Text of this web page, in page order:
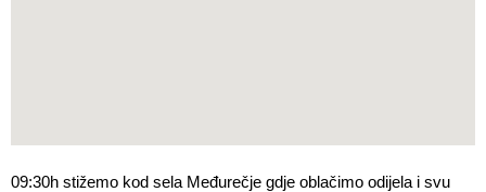
09:30h stižemo kod sela Međurečje gdje oblačimo odijela i svu